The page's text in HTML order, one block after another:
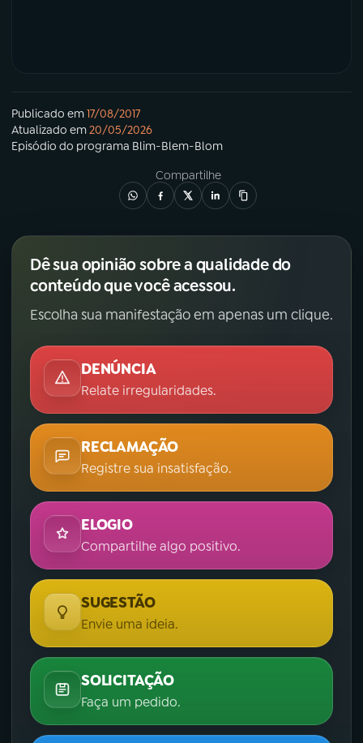
Publicado em17/08/2017
Atualizado em20/05/2026
Episódio do programa Blim-Blem-Blom
Compartilhe
Dê sua opinião sobre a qualidade do
conteúdo que você acessou.
Escolha sua manifestação em apenas um clique.
DENÚNCIA
Relate irregularidades.
RECLAMAÇÃO
Registre sua insatisfação.
ELOGIO
Compartilhe algo positivo.
SUGESTÃO
Envie uma ideia.
SOLICITAÇÃO
Faça um pedido.